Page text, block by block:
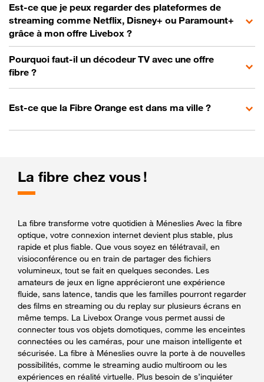
Est-ce que je peux regarder des plateformes de
streaming comme Netflix, Disney+ ou Paramount+
grâce à mon offre Livebox ?
Pourquoi faut-il un décodeur TV avec une offre
fibre ?
Est-ce que la Fibre Orange est dans ma ville ?
La fibre chez vous !
La fibre transforme votre quotidien à Méneslies Avec la fibre
optique, votre connexion internet devient plus stable, plus
rapide et plus fiable. Que vous soyez en télétravail, en
visioconférence ou en train de partager des fichiers
volumineux, tout se fait en quelques secondes. Les
amateurs de jeux en ligne apprécieront une expérience
fluide, sans latence, tandis que les familles pourront regarder
des films en streaming ou du replay sur plusieurs écrans en
même temps. La Livebox Orange vous permet aussi de
connecter tous vos objets domotiques, comme les enceintes
connectées ou les caméras, pour une maison intelligente et
sécurisée. La fibre à Méneslies ouvre la porte à de nouvelles
possibilités, comme le streaming audio multiroom ou les
expériences en réalité virtuelle. Plus besoin de s’inquiéter